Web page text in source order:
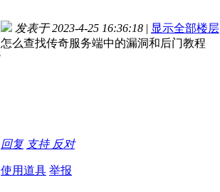
发表于 2023-4-25 16:36:18 | 显示全部楼层
怎么查找传奇服务端中的漏洞和后门教程
回复 支持 反对
使用道具 举报